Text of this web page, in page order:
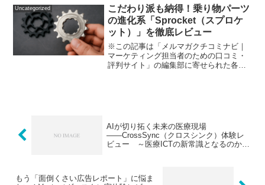
ぜ、検索結果で自分の記事は目立たな
い…？」そんな悩み、一度は経...
Uncategorized
こだわり派も納得！乗り物パーツ
の進化系「Sprocket（スプロケ
ット）」を徹底レビュー
※この記事は「メルマガクチコミナビ｜
マーケティング担当者のための口コミ・
評判サイト」の編集部に寄せられた各商
AIが切り拓く未来の医療現場
――CrossSync（クロスシンク）体験レ
ビュー ～医療ICTの新常識となるのか？
もう「面倒くさい広告レポート」に悩ま